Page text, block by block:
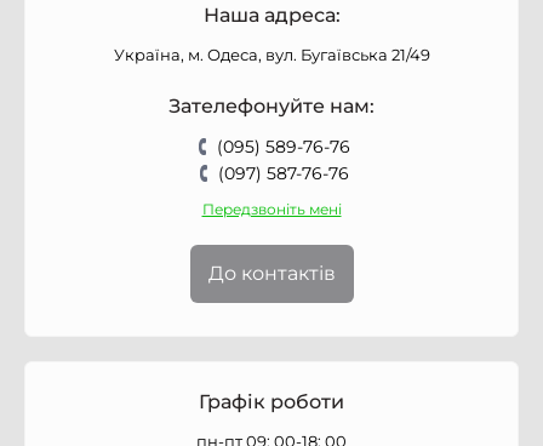
Наша адреса:
Україна, м. Одеса, вул. Бугаївська 21/49
Зателефонуйте нам:
(095) 589-76-76
(097) 587-76-76
Передзвоніть мені
До контактів
Графік роботи
пн-пт 09: 00-18: 00